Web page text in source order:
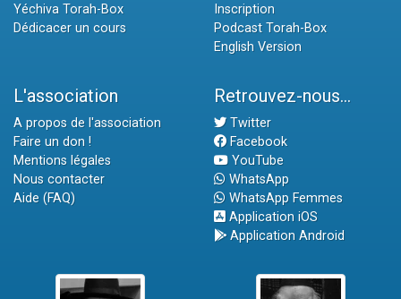
Yéchiva Torah-Box
Dédicacer un cours
Inscription
Podcast Torah-Box
English Version
L'association
A propos de l'association
Faire un don !
Mentions légales
Nous contacter
Aide (FAQ)
Retrouvez-nous...
Twitter
Facebook
YouTube
WhatsApp
WhatsApp Femmes
Application iOS
Application Android